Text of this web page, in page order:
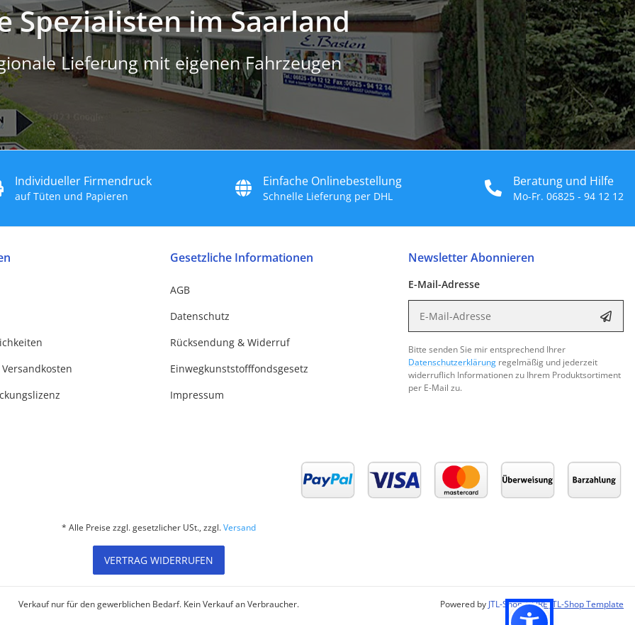
Spezialisten im Saarland
Lieferung mit eigenen Fahrzeugen
Individueller Firmendruck
auf Tüten und Papieren
Einfache Onlinebestellung
Schnelle Lieferung per DHL
Beratung und Hilfe
Mo-Fr. 06825 - 94 12 12
Gesetzliche Informationen
AGB
Datenschutz
Rücksendung & Widerruf
Einwegkunststofffondsgesetz
Impressum
Newsletter Abonnieren
E-Mail-Adresse
Bitte senden Sie mir entsprechend Ihrer
Datenschutzerklärung regelmäßig und jederzeit
widerruflich Informationen zu Ihrem Produktsortiment
per E-Mail zu.
* Alle Preise zzgl. gesetzlicher USt., zzgl.Versand
VERTRAG WIDERRUFEN
Verkauf nur für den gewerblichen Bedarf. Kein Verkauf an Verbraucher. Powered by JTL-Shop|FIRE JTL-Shop Template